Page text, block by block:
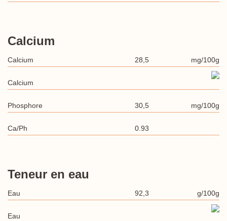
Calcium
Calcium 28,5 mg/100g
Calcium
Phosphore 30,5 mg/100g
Ca/Ph 0.93
Teneur en eau
Eau 92,3 g/100g
Eau